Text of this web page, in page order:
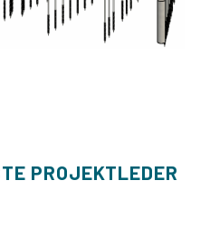
PROJEKTLEDER